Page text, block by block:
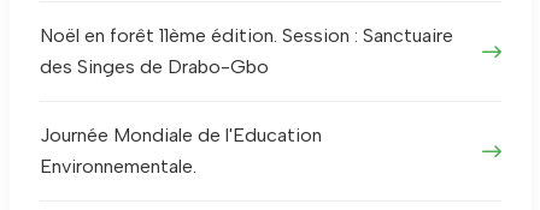
Noël en forêt 11ème édition. Session : Sanctuaire
des Singes de Drabo-Gbo
Journée Mondiale de l'Education
Environnementale.